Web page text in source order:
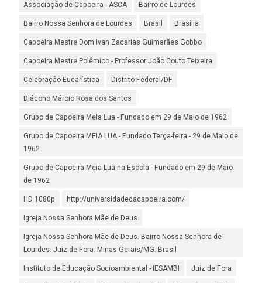
Associação de Capoeira - ASCA Bairro de Lourdes
Bairro Nossa Senhora de Lourdes Brasil Brasília
Capoeira Mestre Dom Ivan Zacarias Guimarães Gobbo
Capoeira Mestre Polêmico - Professor João Couto Teixeira
Celebração Eucarística Distrito Federal/DF
Diácono Márcio Rosa dos Santos
Grupo de Capoeira Meia Lua - Fundado em 29 de Maio de 1962
Grupo de Capoeira MEIA LUA - Fundado Terça-feira - 29 de Maio de
1962
Grupo de Capoeira Meia Lua na Escola - Fundado em 29 de Maio
de 1962
HD 1080p http://universidadedacapoeira.com/
Igreja Nossa Senhora Mãe de Deus
Igreja Nossa Senhora Mãe de Deus. Bairro Nossa Senhora de
Lourdes. Juiz de Fora. Minas Gerais/MG. Brasil
Instituto de Educação Socioambiental - IESAMBI Juiz de Fora